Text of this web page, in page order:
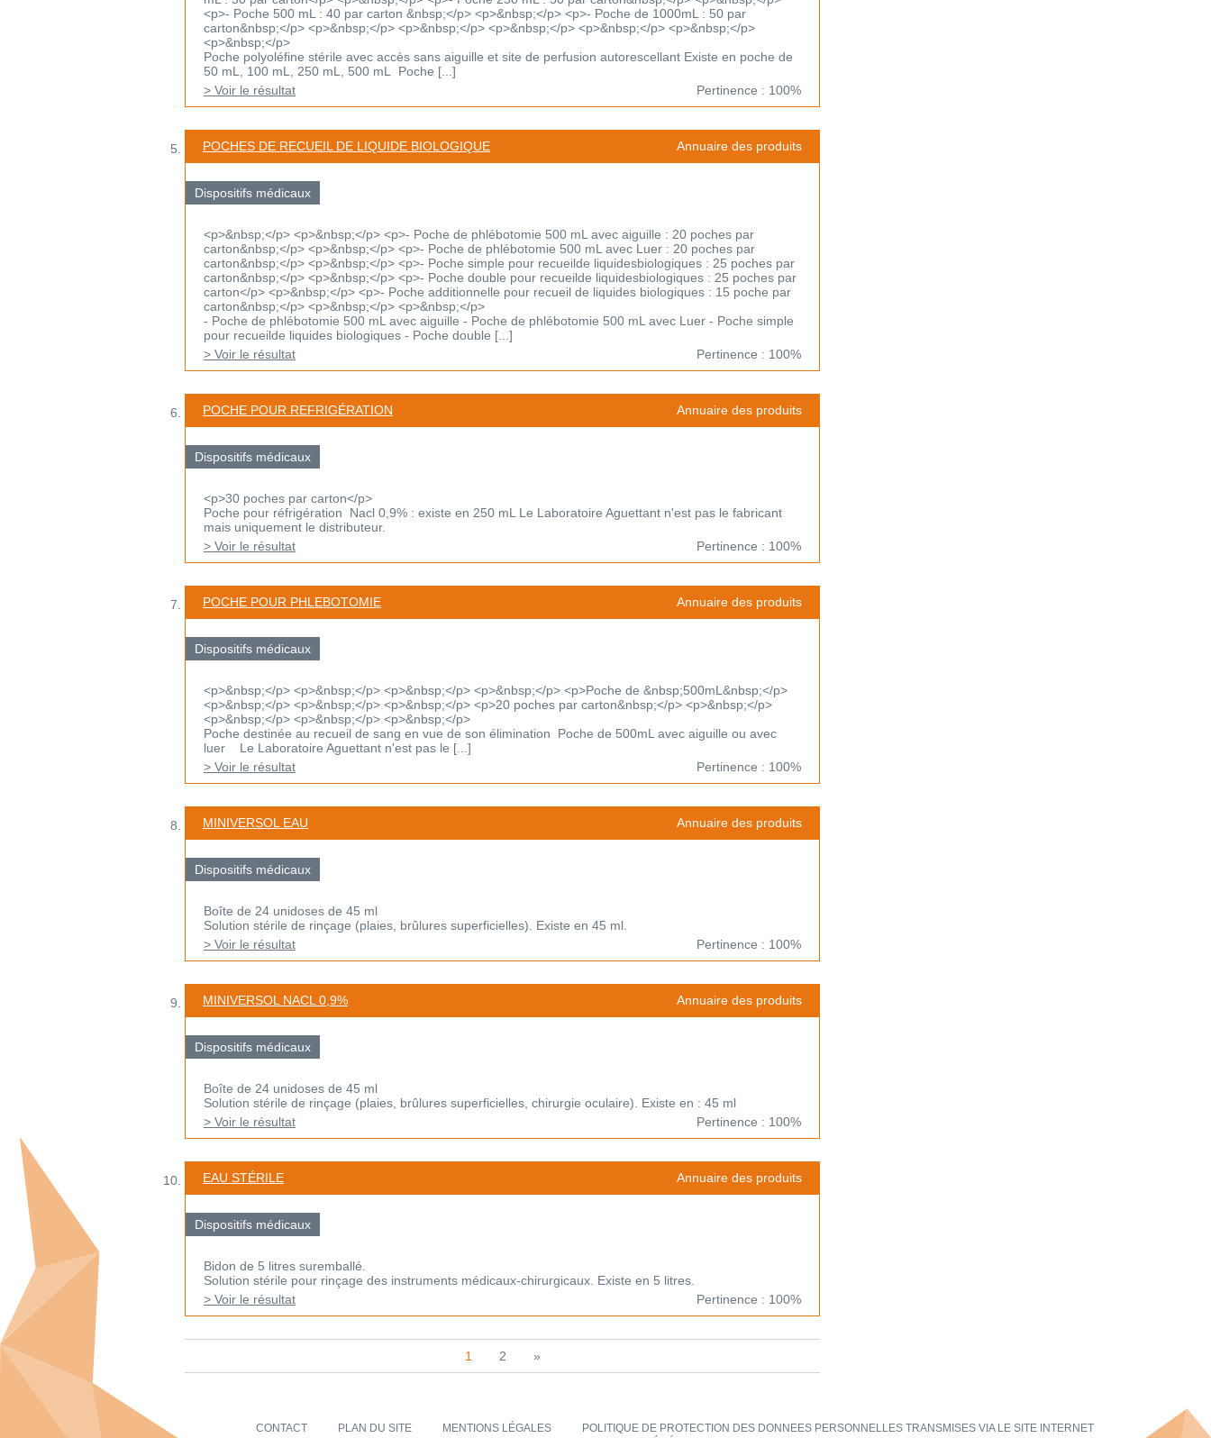
<p>- Poche 500 mL : 40 par carton &nbsp;</p> <p>&nbsp;</p> <p>- Poche de 1000mL : 50 par
carton&nbsp;</p> <p>&nbsp;</p> <p>&nbsp;</p> <p>&nbsp;</p> <p>&nbsp;</p> <p>&nbsp;</p>
<p>&nbsp;</p>
Poche polyoléfine stérile avec accès sans aiguille et site de perfusion autorescellant Existe en poche de
50 mL, 100 mL, 250 mL, 500 mL Poche [...]
> Voir le résultat
Pertinence : 100%
POCHES DE RECUEIL DE LIQUIDE BIOLOGIQUE Annuaire des produits
Dispositifs médicaux
<p>&nbsp;</p> <p>&nbsp;</p> <p>- Poche de phlébotomie 500 mL avec aiguille : 20 poches par
carton&nbsp;</p> <p>&nbsp;</p> <p>- Poche de phlébotomie 500 mL avec Luer : 20 poches par
carton&nbsp;</p> <p>&nbsp;</p> <p>- Poche simple pour recueilde liquidesbiologiques : 25 poches par
carton&nbsp;</p> <p>&nbsp;</p> <p>- Poche double pour recueilde liquidesbiologiques : 25 poches par
carton</p> <p>&nbsp;</p> <p>- Poche additionnelle pour recueil de liquides biologiques : 15 poche par
carton&nbsp;</p> <p>&nbsp;</p> <p>&nbsp;</p>
- Poche de phlébotomie 500 mL avec aiguille - Poche de phlébotomie 500 mL avec Luer - Poche simple
pour recueilde liquides biologiques - Poche double [...]
> Voir le résultat
Pertinence : 100%
POCHE POUR REFRIGÉRATION Annuaire des produits
Dispositifs médicaux
<p>30 poches par carton</p>
Poche pour réfrigération Nacl 0,9% : existe en 250 mL Le Laboratoire Aguettant n'est pas le fabricant
mais uniquement le distributeur.
> Voir le résultat
Pertinence : 100%
POCHE POUR PHLEBOTOMIE Annuaire des produits
Dispositifs médicaux
<p>&nbsp;</p> <p>&nbsp;</p> <p>&nbsp;</p> <p>&nbsp;</p> <p>Poche de &nbsp;500mL&nbsp;</p>
<p>&nbsp;</p> <p>&nbsp;</p> <p>&nbsp;</p> <p>20 poches par carton&nbsp;</p> <p>&nbsp;</p>
<p>&nbsp;</p> <p>&nbsp;</p> <p>&nbsp;</p>
Poche destinée au recueil de sang en vue de son élimination Poche de 500mL avec aiguille ou avec
luer Le Laboratoire Aguettant n'est pas le [...]
> Voir le résultat
Pertinence : 100%
MINIVERSOL EAU Annuaire des produits
Dispositifs médicaux
Boîte de 24 unidoses de 45 ml
Solution stérile de rinçage (plaies, brûlures superficielles). Existe en 45 ml.
> Voir le résultat
Pertinence : 100%
MINIVERSOL NACL 0,9% Annuaire des produits
Dispositifs médicaux
Boîte de 24 unidoses de 45 ml
Solution stérile de rinçage (plaies, brûlures superficielles, chirurgie oculaire). Existe en : 45 ml
> Voir le résultat
Pertinence : 100%
EAU STÉRILE Annuaire des produits
Dispositifs médicaux
Bidon de 5 litres suremballé.
Solution stérile pour rinçage des instruments médicaux-chirurgicaux. Existe en 5 litres.
> Voir le résultat
Pertinence : 100%
1 2 »
CONTACT PLAN DU SITE MENTIONS LÉGALES
POLITIQUE DE PROTECTION DES DONNEES PERSONNELLES TRANSMISES VIA LE SITE INTERNET